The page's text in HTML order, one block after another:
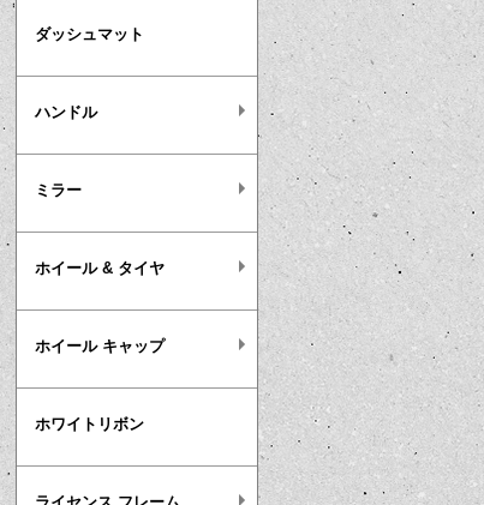
ダッシュマット
ハンドル
ミラー
ホイール & タイヤ
ホイール キャップ
ホワイトリボン